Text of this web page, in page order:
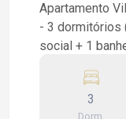
Apartamento Vila
- 3 dormitórios
social + 1 banheiro de
dormitórios
laminado,
3
Dorm.